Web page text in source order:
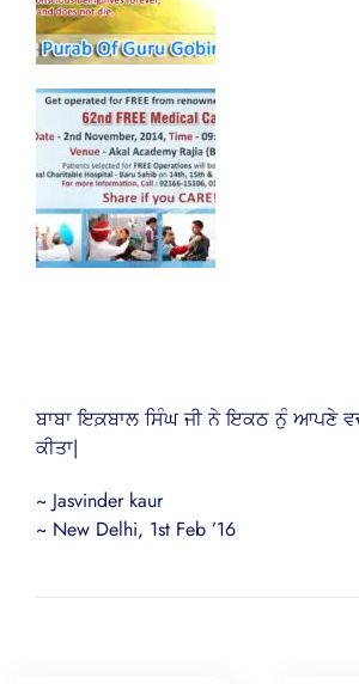
ਬਾਬਾ ਇਕ਼ਬਾਲ ਸਿੰਘ ਜੀ ਨੇ ਇਕਠ ਨੁੰ ਆਪਣੇ
ਕੀਤਾ|
~ Jasvinder kaur
~ New Delhi, 1st Feb ’16